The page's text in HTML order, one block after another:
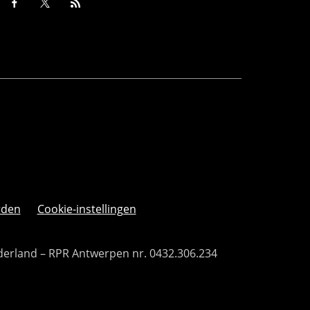
Cookie-instellingen
– RPR Antwerpen nr. 0432.306.234